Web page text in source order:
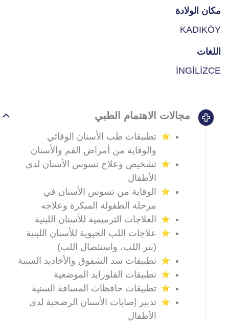
مكان الولادة
KADIKÖY
اللغات
İNGİLİZCE
مجالات الاهتمام الطبي
تطبيقات طب الأسنان الوقائي
والوقاية من أمراض الفم والأسنان
تشخيص وعلاج تسوس الأسنان لدى
الأطفال
الوقاية من تسوس الأسنان في
مرحلة الطفولة المبكرة وعلاجه
العلاجات الترميمية للأسنان اللبنية
علاجات اللب الحيوية للأسنان اللبنية
(بتر اللب، واستئصال اللب)
تطبيقات سد الشقوق والأخاديد السنية
تطبيقات الفلورايد الموضعية
تطبيقات حافظات المسافة السنية
تدبير إصابات الأسنان الرضحية لدى
الأطفال